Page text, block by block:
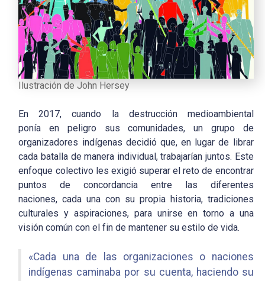
Ilustración de John Hersey
En 2017, cuando la destrucción medioambiental
ponía en peligro sus comunidades, un grupo de
organizadores indígenas decidió que, en lugar de librar
cada batalla de manera individual, trabajarían juntos. Este
enfoque colectivo les exigió superar el reto de encontrar
puntos de concordancia entre las diferentes
naciones, cada una con su propia historia, tradiciones
culturales y aspiraciones, para unirse en torno a una
visión común con el fin de mantener su estilo de vida.
«Cada una de las organizaciones o naciones
indígenas caminaba por su cuenta, haciendo su